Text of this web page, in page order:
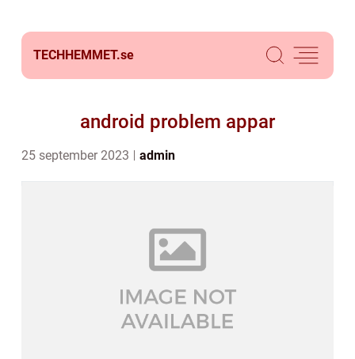
TECHHEMMET.se
android problem appar
25 september 2023 admin